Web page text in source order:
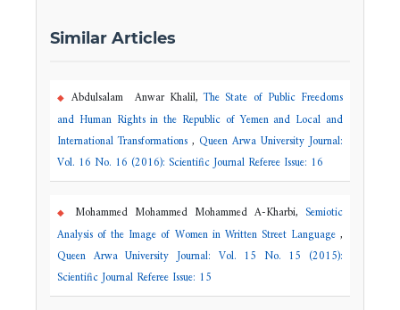
Similar Articles
Abdulsalam Anwar Khalil,The State of Public Freedoms
and Human Rights in the Republic of Yemen and Local and
International Transformations ,Queen Arwa University Journal:
Vol. 16 No. 16 (2016): Scientific Journal Referee Issue: 16
Mohammed Mohammed Mohammed A-Kharbi, Semiotic
Analysis of the Image of Women in Written Street Language,
Queen Arwa University Journal: Vol. 15 No. 15 (2015):
Scientific Journal Referee Issue: 15